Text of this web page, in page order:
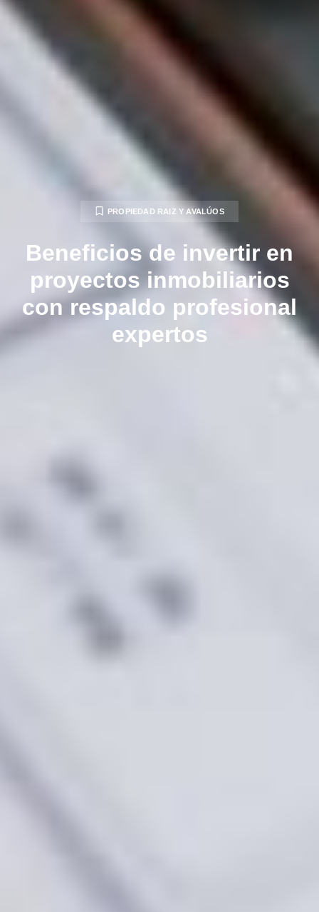
PROPIEDAD RAIZ Y AVALÚOS
Beneficios de invertir en
proyectos inmobiliarios
con respaldo profesional
expertos